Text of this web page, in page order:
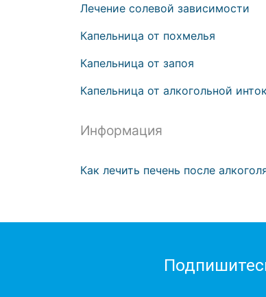
Лечение солевой зависимости
Капельница от похмелья
Капельница от запоя
Капельница от алкогольной
Информация
Как лечить печень после